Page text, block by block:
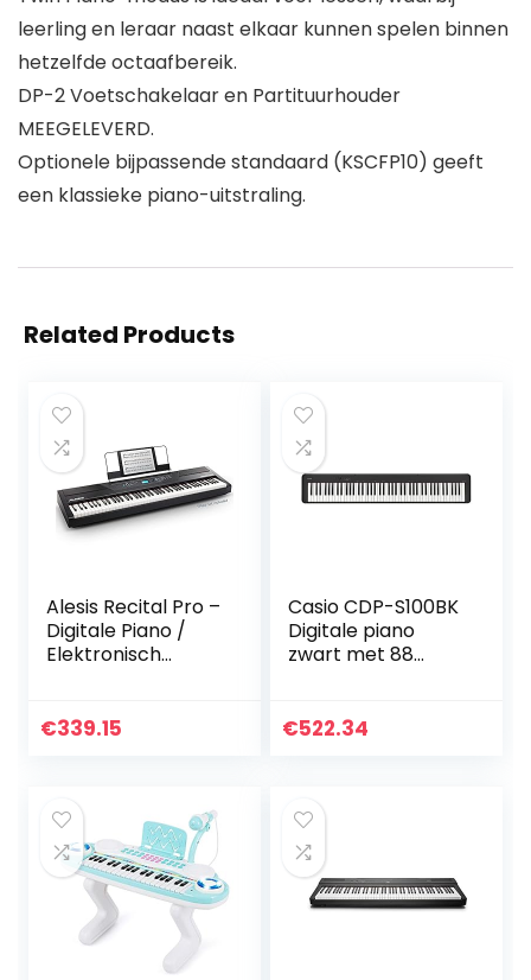
leerling en leraar naast elkaar kunnen spelen binnen
hetzelfde octaafbereik.
DP-2 Voetschakelaar en Partituurhouder
MEEGELEVERD.
Optionele bijpassende standaard (KSCFP10) geeft
een klassieke piano-uitstraling.
Related Products
Alesis Recital Pro –
Digitale Piano /
Elektronisch
met hamerslag, 12
€339.15
Casio CDP-S100BK
Digitale piano
zwart met 88
€522.34